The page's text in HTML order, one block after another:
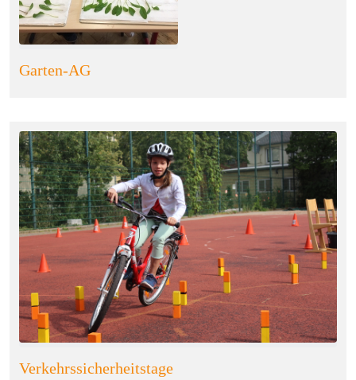
Garten-AG
Verkehrssicherheitstage